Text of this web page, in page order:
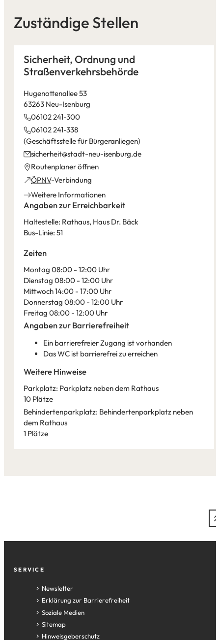
Zuständige Stellen
Leaflet|©
Sicherheit, Ordnung und
Straßenverkehrsbehörde
Hugenottenallee 53
63263 Neu-Isenburg
06102 241-300
06102 241-338
Geschäftsstelle für Bürgeranliegen
sicherheit stadt-neu-isenburg de
Routenplaner öffnen
(Öffnet
in
neuen
Tab)
ÖPNV-Verbindung
(Öffnet
in
einem
neuen
Tab)
Weitere Informationen
Angaben zur Erreichbarkeit
Haltestelle: Rathaus, Haus Dr. Bäck
Bus-Linie: 51
Zeiten
Montag 08:00 - 12:00 Uhr
Dienstag 08:00 - 12:00 Uhr
Mittwoch 14:00 - 17:00 Uhr
Donnerstag 08:00 - 12:00 Uhr
Freitag 08:00 - 12:00 Uhr
Angaben zur Barrierefreiheit
Ein barrierefreier Zugang ist vorhanden
Das WC ist barrierefrei zu erreichen
Weitere Hinweise
Parkplatz: Parkplatz neben dem Rathaus
10 Plätze
Behindertenparkplatz: Behindertenparkplatz neben
dem Rathaus
1 Plätze
Fußzeile
SERVICE
Newsletter
Erklärung zur Barrierefreiheit
Soziale Medien
Sitemap
Hinweisgeberschutz